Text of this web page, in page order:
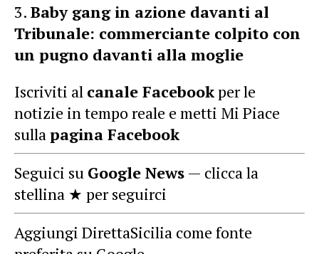
Baby gang in azione davanti al
Tribunale: commerciante colpito con
un pugno davanti alla moglie
Iscriviti al canale Facebookper le
notizie in tempo reale e metti Mi Piace
sullapagina Facebook
Seguici su Google News — clicca la
stellina ★ per seguirci
Aggiungi DirettaSicilia come fonte